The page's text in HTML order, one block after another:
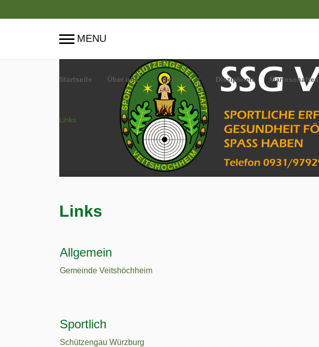
Startseite Über uns Termine Disziplinen Mannschaften
Links
Links
Allgemein
Gemeinde Veitshöchheim
Sportlich
Schützengau Würzburg